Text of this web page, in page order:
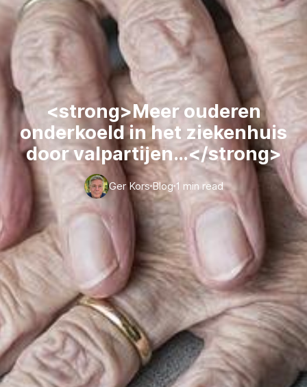
<strong>Meer ouderen
onderkoeld in het ziekenhuis
door valpartijen…</strong>
Ger KorsBlog1 min read